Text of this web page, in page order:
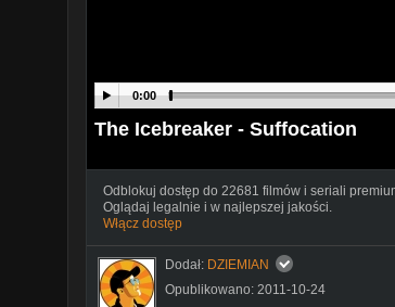
0:00
The Icebreaker - Suffocation
Odblokuj dostęp do 22681 filmów i seriali
Oglądaj legalnie i w najlepszej jakości.
Włącz dostęp
Dodał: DZIEMIAN
Opublikowano: 2011-10-24